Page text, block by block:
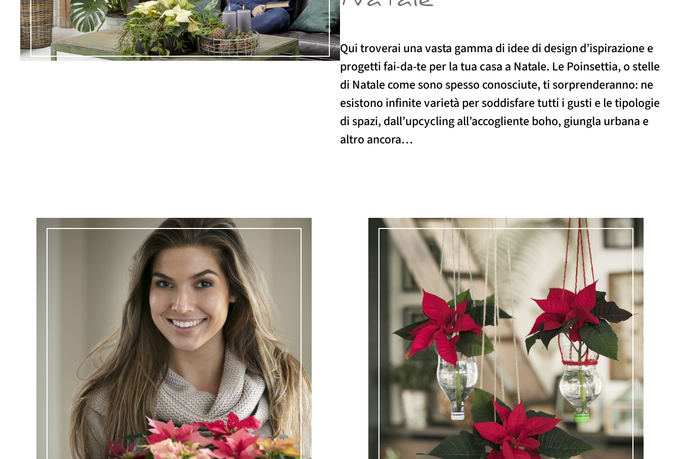
Qui troverai una vasta gamma di idee di design d’ispirazione e
progetti fai-da-te per la tua casa a Natale. Le Poinsettia, o stelle
di Natale come sono spesso conosciute, ti sorprenderanno: ne
esistono infinite varietà per soddisfare tutti i gusti e le tipologie
di spazi, dall’upcycling all’accogliente boho, giungla urbana e
altro ancora…